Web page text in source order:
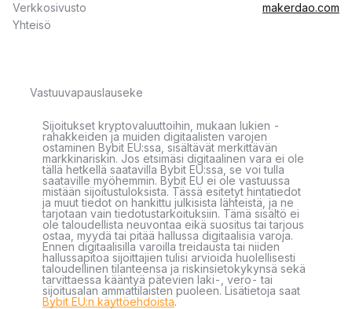
Verkkosivusto
makerdao.com
Yhteisö
Vastuuvapauslauseke
Sijoitukset kryptovaluuttoihin, mukaan lukien -
rahakkeiden ja muiden digitaalisten varojen
ostaminen Bybit EU:ssa, sisältävät merkittävän
markkinariskin. Jos etsimäsi digitaalinen vara ei ole
tällä hetkellä saatavilla Bybit EU:ssa, se voi tulla
saataville myöhemmin. Bybit EU ei ole vastuussa
mistään sijoitustuloksista. Tässä esitetyt hintatiedot
ja muut tiedot on hankittu julkisista lähteistä, ja ne
tarjotaan vain tiedotustarkoituksiin. Tämä sisältö ei
ole taloudellista neuvontaa eikä suositus tai tarjous
ostaa, myydä tai pitää hallussa digitaalisia varoja.
Ennen digitaalisilla varoilla treidausta tai niiden
hallussapitoa sijoittajien tulisi arvioida huolellisesti
taloudellinen tilanteensa ja riskinsietokykynsä sekä
tarvittaessa kääntyä pätevien laki-, vero- tai
sijoitusalan ammattilaisten puoleen. Lisätietoja saat
Bybit EU:n käyttöehdoista.